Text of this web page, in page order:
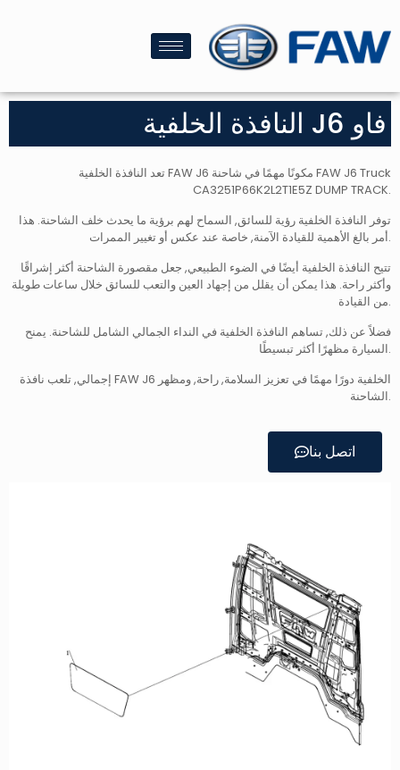
فاو J6 النافذة الخلفية
تعد النافذة الخلفية FAW J6 مكونًا مهمًا في شاحنة FAW J6 Truck
CA3251P66K2L2T1E5Z DUMP TRACK.
توفر النافذة الخلفية رؤية للسائق, السماح لهم برؤية ما يحدث خلف الشاحنة. هذا
أمر بالغ الأهمية للقيادة الآمنة, خاصة عند عكس أو تغيير الممرات.
تتيح النافذة الخلفية أيضًا في الضوء الطبيعي, جعل مقصورة الشاحنة أكثر إشراقًا
وأكثر راحة. هذا يمكن أن يقلل من إجهاد العين والتعب للسائق خلال ساعات طويلة
من القيادة.
فضلاً عن ذلك, تساهم النافذة الخلفية في النداء الجمالي الشامل للشاحنة. يمنح
السيارة مظهرًا أكثر تبسيطًا.
إجمالي, تلعب نافذة FAW J6 الخلفية دورًا مهمًا في تعزيز السلامة, راحة, ومظهر
الشاحنة.
اتصل بنا